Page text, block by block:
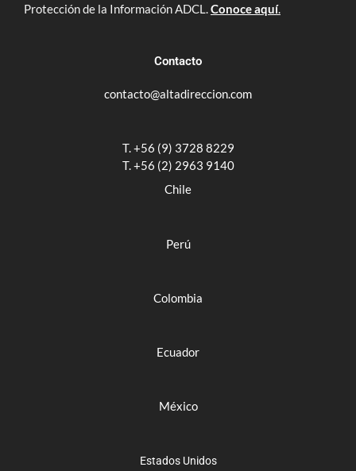
Protección de la Información ADCL. Conoce aquí.
Contacto
contacto@altadireccion.com
T. +56 (9) 3728 8229
T. +56 (2) 2963 9140
Chile
Perú
Colombia
Ecuador
México
Estados Unidos